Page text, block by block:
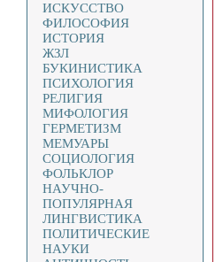
ИСКУССТВО
ФИЛОСОФИЯ
ИСТОРИЯ
ЖЗЛ
БУКИНИСТИКА
ПСИХОЛОГИЯ
РЕЛИГИЯ
МИФОЛОГИЯ
ГЕРМЕТИЗМ
МЕМУАРЫ
СОЦИОЛОГИЯ
ФОЛЬКЛОР
НАУЧНО-
ПОПУЛЯРНАЯ
ЛИНГВИСТИКА
ПОЛИТИЧЕСКИЕ
НАУКИ